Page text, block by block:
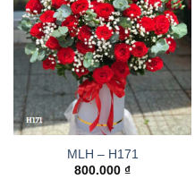
MLH – H171
800.000 ₫